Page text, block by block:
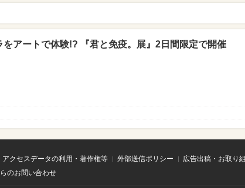
をアートで体験!? 『君と免疫。展』2日間限定で開催
アクセスデータの利用・著作権等 外部送信ポリシー
広告出稿・お取り
のお問い合わせ